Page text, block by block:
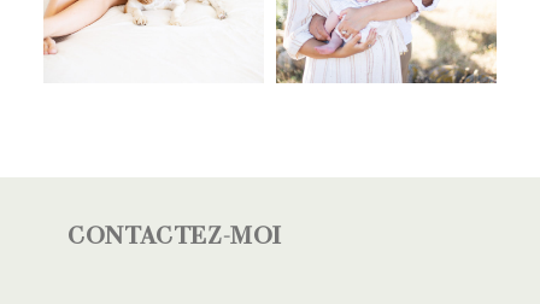
CONTACTEZ-MOI